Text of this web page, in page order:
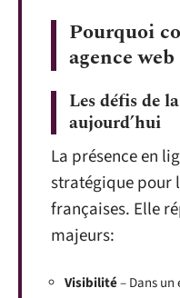
Pourquoi
agence
Les défis de
aujourd’hui
La présence en
stratégique pour
françaises. Elle
majeurs:
Visibilité– Dans